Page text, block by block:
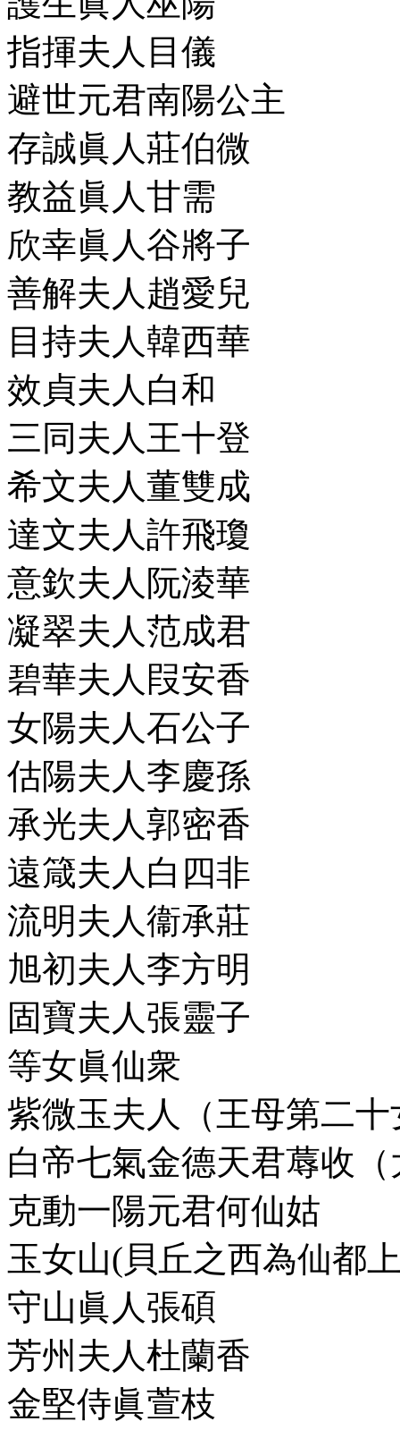
指揮夫人目儀
避世元君南陽公主
存誠眞人莊伯微
教益眞人甘需
欣幸眞人谷將子
善解夫人趙愛兒
目持夫人韓西華
效貞夫人白和
三同夫人王十登
希文夫人董雙成
達文夫人許飛瓊
意欽夫人阮淩華
凝翠夫人范成君
碧華夫人叚安香
女陽夫人石公子
估陽夫人李慶孫
承光夫人郭密香
遠箴夫人白四非
流明夫人衞承莊
旭初夫人李方明
固寶夫人張靈子
等女眞仙衆
紫微玉夫人（王母第二
白帝七氣金德天君蓐收
克動一陽元君何仙姑
玉女山(貝丘之西為仙都
守山眞人張碩
芳州夫人杜蘭香
金堅侍眞萱枝